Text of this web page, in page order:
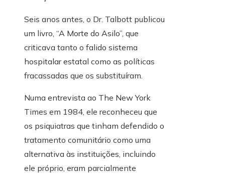
Seis anos antes, o Dr. Talbott publicou
um livro, “A Morte do Asilo”, que
criticava tanto o falido sistema
hospitalar estatal como as políticas
fracassadas que os substituíram.
Numa entrevista ao The New York
Times em 1984, ele reconheceu que
os psiquiatras que tinham defendido o
tratamento comunitário como uma
alternativa às instituições, incluindo
ele próprio, eram parcialmente